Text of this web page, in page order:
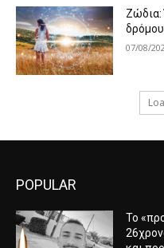
Ζώδια:
07/08/
POPULAR
Το